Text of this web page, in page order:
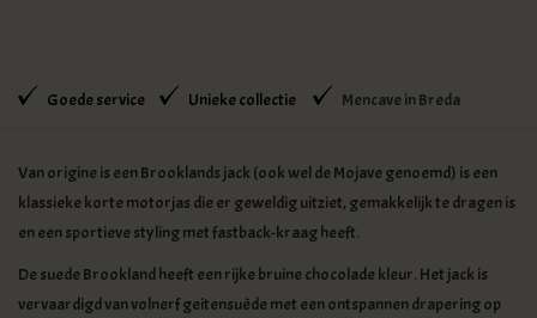
Goede service Unieke collectie Mencave in Breda
Van origine is een Brooklands jack (ook wel de Mojave genoemd) is een
klassieke korte motorjas die er geweldig uitziet, gemakkelijk te dragen is
en een sportieve styling met fastback-kraag heeft.
De suede Brookland heeft een rijke bruine chocolade kleur. Het jack is
vervaardigd van volnerf geitensuède met een ontspannen drapering op